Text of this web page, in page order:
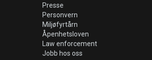
Presse
Personvern
Miljøfyrtårn
Åpenhetsloven
Law enforcement
Jobb hos oss